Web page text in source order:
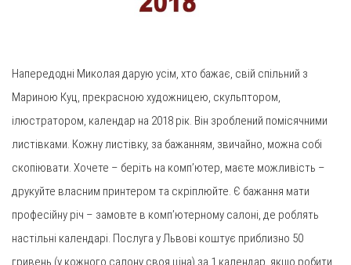
Напередодні Миколая дарую усім, хто бажає, свій спільний з
Мариною Куц, прекрасною художницею, скульптором,
ілюстратором, календар на 2018 рік. Він зроблений помісячними
листівками. Кожну листівку, за бажанням, звичайно, можна собі
скопіювати. Хочете – беріть на комп’ютер, маєте можливість –
друкуйте власним принтером та скріплюйте. Є бажання мати
професійну річ – замовте в комп’ютерному салоні, де роблять
настільні календарі. Послуга у Львові коштує приблизно 50
гривень (у кожного салону своя ціна) за 1 календар, якщо робити